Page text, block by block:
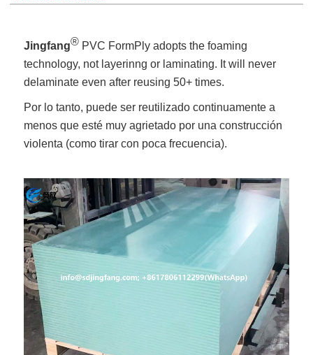
Jingfang® PVC FormPly adopts the foaming
technology, not layerinng or laminating. It will never
delaminate even after reusing 50+ times.
Por lo tanto, puede ser reutilizado continuamente a
menos que esté muy agrietado por una construcción
violenta (como tirar con poca frecuencia).